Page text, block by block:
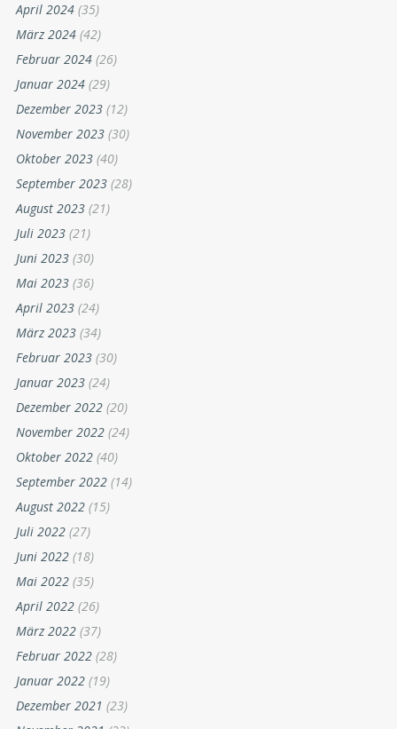
April 2024 (35)
März 2024 (42)
Februar 2024 (26)
Januar 2024 (29)
Dezember 2023 (12)
November 2023 (30)
Oktober 2023 (40)
September 2023 (28)
August 2023 (21)
Juli 2023 (21)
Juni 2023 (30)
Mai 2023 (36)
April 2023 (24)
März 2023 (34)
Februar 2023 (30)
Januar 2023 (24)
Dezember 2022 (20)
November 2022 (24)
Oktober 2022 (40)
September 2022 (14)
August 2022 (15)
Juli 2022 (27)
Juni 2022 (18)
Mai 2022 (35)
April 2022 (26)
März 2022 (37)
Februar 2022 (28)
Januar 2022 (19)
Dezember 2021 (23)